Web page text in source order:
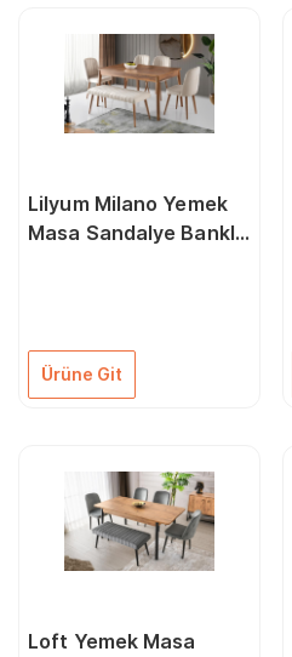
Lilyum Milano Yemek
Masa Sandalye Banklı
Ürüne Git
Loft Yemek Masa